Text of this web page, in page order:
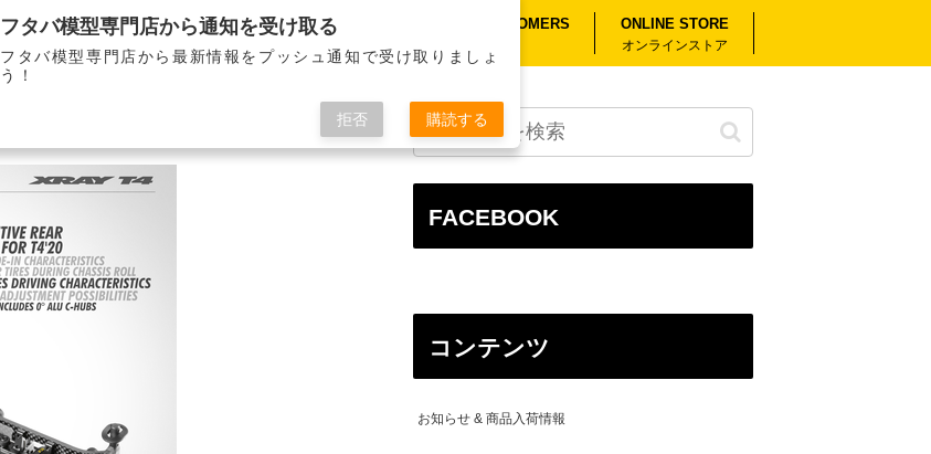
STORE INFORMATION
店舗のご案内
MAIL ORDER
通信販売
ALL OVERSEAS CUSTOMERS ONLINE STORE
オンラインストア
FACEBOOK
コンテンツ
お知らせ & 商品入荷情報
フタバ模型専門店から通知を受け取る
フタバ模型専門店から最新情報をプッシュ通知で受け取りましょ
う！
拒否 購読する